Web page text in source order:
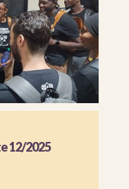
12/2025